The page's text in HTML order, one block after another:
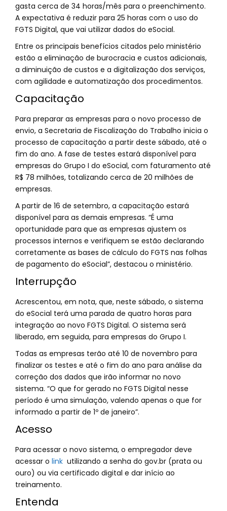
gasta cerca de 34 horas/mês para o preenchimento.
A expectativa é reduzir para 25 horas com o uso do
FGTS Digital, que vai utilizar dados do eSocial.
Entre os principais benefícios citados pelo ministério
estão a eliminação de burocracia e custos adicionais,
a diminuição de custos e a digitalização dos serviços,
com agilidade e automatização dos procedimentos.
Capacitação
Para preparar as empresas para o novo processo de
envio, a Secretaria de Fiscalização do Trabalho inicia o
processo de capacitação a partir deste sábado, até o
fim do ano. A fase de testes estará disponível para
empresas do Grupo I do eSocial, com faturamento até
R$ 78 milhões, totalizando cerca de 20 milhões de
empresas.
A partir de 16 de setembro, a capacitação estará
disponível para as demais empresas. “É uma
oportunidade para que as empresas ajustem os
processos internos e verifiquem se estão declarando
corretamente as bases de cálculo do FGTS nas folhas
de pagamento do eSocial”, destacou o ministério.
Interrupção
Acrescentou, em nota, que, neste sábado, o sistema
do eSocial terá uma parada de quatro horas para
integração ao novo FGTS Digital. O sistema será
liberado, em seguida, para empresas do Grupo I.
Todas as empresas terão até 10 de novembro para
finalizar os testes e até o fim do ano para análise da
correção dos dados que irão informar no novo
sistema. “O que for gerado no FGTS Digital nesse
período é uma simulação, valendo apenas o que for
informado a partir de 1º de janeiro”.
Acesso
Para acessar o novo sistema, o empregador deve
acessar o link utilizando a senha do gov.br (prata ou
ouro) ou via certificado digital e dar início ao
treinamento.
Entenda